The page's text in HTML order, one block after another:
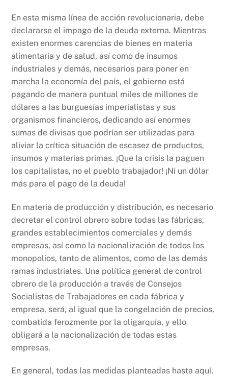
En esta misma línea de acción revolucionaria, debe
declararse el impago de la deuda externa. Mientras
existen enormes carencias de bienes en materia
alimentaria y de salud, así como de insumos
industriales y demás, necesarios para poner en
marcha la economía del país, el gobierno está
pagando de manera puntual miles de millones de
dólares a las burguesías imperialistas y sus
organismos financieros, dedicando así enormes
sumas de divisas que podrían ser utilizadas para
aliviar la crítica situación de escasez de productos,
insumos y materias primas. ¡Que la crisis la paguen
los capitalistas, no el pueblo trabajador! ¡Ni un dólar
más para el pago de la deuda!
En materia de producción y distribución, es necesario
decretar el control obrero sobre todas las fábricas,
grandes establecimientos comerciales y demás
empresas, así como la nacionalización de todos los
monopolios, tanto de alimentos, como de las demás
ramas industriales. Una política general de control
obrero de la producción a través de Consejos
Socialistas de Trabajadores en cada fábrica y
empresa, será, al igual que la congelación de precios,
combatida ferozmente por la oligarquía, y ello
obligará a la nacionalización de todas estas
empresas.
En general, todas las medidas planteadas hasta aquí,